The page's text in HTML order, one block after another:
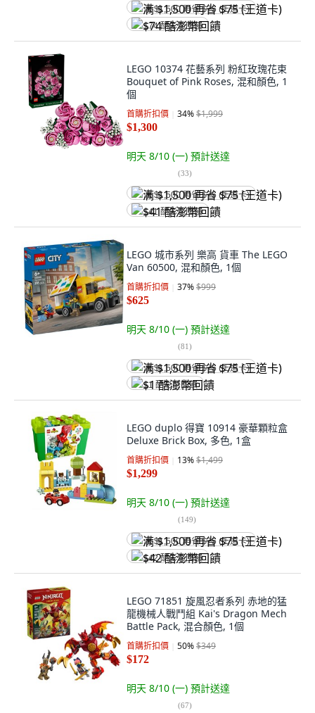
满 $1,500 再省 $75 (王道卡)
$74 酷澎幣回饋
LEGO 10374 花藝系列 粉紅玫瑰花束
Bouquet of Pink Roses, 混和顏色, 1
個
首購折扣價 34%$1,999
$1,300
明天 8/10 (一) 預計送達
(33)
满 $1,500 再省 $75 (王道卡)
$41 酷澎幣回饋
LEGO 城市系列 樂高 貨車 The LEGO
Van 60500, 混和顏色, 1個
首購折扣價 37%$999
$625
明天 8/10 (一) 預計送達
(81)
满 $1,500 再省 $75 (王道卡)
$1 酷澎幣回饋
LEGO duplo 得寶 10914 豪華顆粒盒
Deluxe Brick Box, 多色, 1盒
首購折扣價 13%$1,499
$1,299
明天 8/10 (一) 預計送達
(149)
满 $1,500 再省 $75 (王道卡)
$42 酷澎幣回饋
LEGO 71851 旋風忍者系列 赤地的猛
龍機械人戰鬥組 Kai's Dragon Mech
Battle Pack, 混合顏色, 1個
首購折扣價 50%$349
$172
明天 8/10 (一) 預計送達
(67)